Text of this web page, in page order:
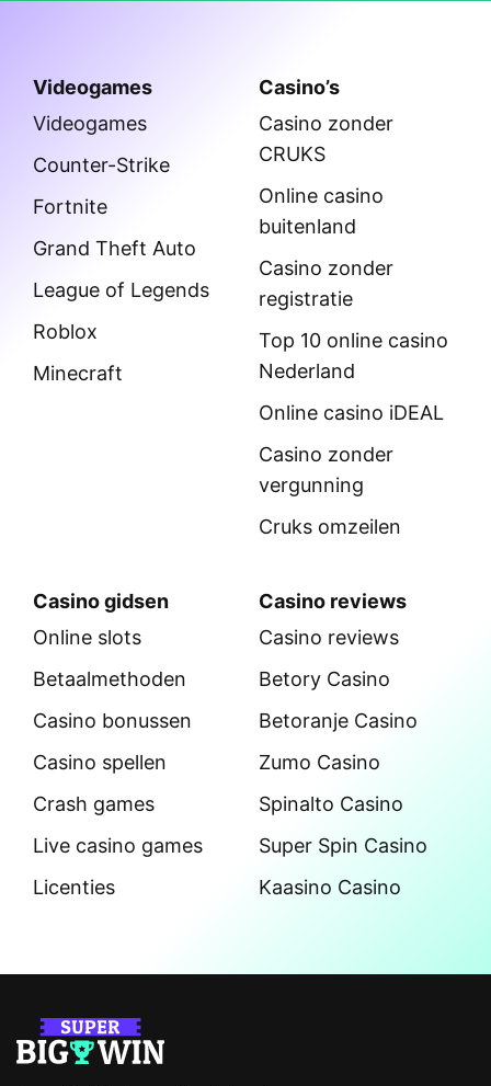
Videogames
Videogames
Counter-Strike
Fortnite
Grand Theft Auto
League of Legends
Roblox
Minecraft
Casino’s
Casino zonder
CRUKS
Online casino
buitenland
Casino zonder
registratie
Top 10 online casino
Nederland
Online casino iDEAL
Casino zonder
vergunning
Cruks omzeilen
Casino gidsen
Online slots
Betaalmethoden
Casino bonussen
Casino spellen
Crash games
Live casino games
Licenties
Casino reviews
Casino reviews
Betory Casino
Betoranje Casino
Zumo Casino
Spinalto Casino
Super Spin Casino
Kaasino Casino